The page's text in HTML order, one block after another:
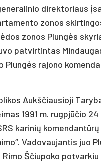
direktoriaus
zonos
zonos Plungės
patvirtintas
Plungės rajono
Aukščiausioji
1991 m. rugpjūčio
karinių
Vadovaujantis juo
Ščiupoko potvarkiu